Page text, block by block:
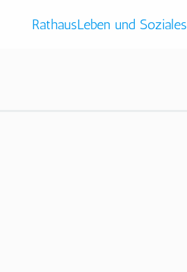
RathausLeben und Soziales